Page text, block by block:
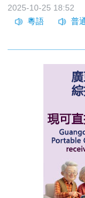
2025-10-25 18:52